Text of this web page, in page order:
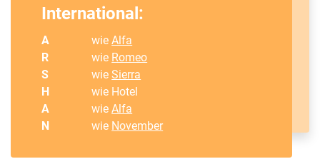
International:
A wieAlfa
R
wie Romeo
S
wieSierra
H
wie Hotel
A
wieAlfa
N
wie November